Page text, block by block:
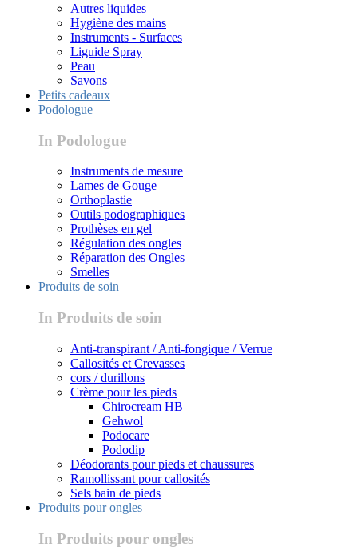
Autres liquides
Hygiène des mains
Instruments - Surfaces
Liguide Spray
Peau
Savons
Petits cadeaux
Podologue
In Podologue
Instruments de mesure
Lames de Gouge
Orthoplastie
Outils podographiques
Prothèses en gel
Régulation des ongles
Réparation des Ongles
Smelles
Produits de soin
In Produits de soin
Anti-transpirant / Anti-fongique / Verrue
Callosités et Crevasses
cors / durillons
Crème pour les pieds
Chirocream HB
Gehwol
Podocare
Pododip
Déodorants pour pieds et chaussures
Ramollissant pour callosités
Sels bain de pieds
Produits pour ongles
In Produits pour ongles